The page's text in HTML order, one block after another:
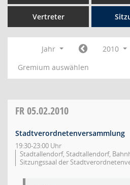
Vertreter
Jahr
2010
Gremium auswählen
FR05.02.2010
Stadtverordnetenversammlung
19:30-23:00 Uhr
Stadtallendorf, Stadtallendorf,
Sitzungssaal der